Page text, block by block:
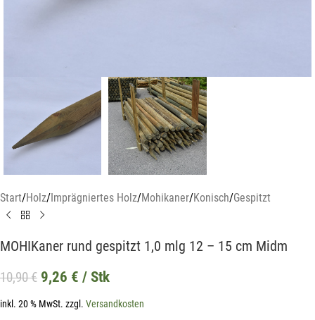
Start/Holz/ Imprägniertes Holz/Mohikaner/Konisch/Gespitzt
MOHIKaner rund gespitzt 1,0 mlg 12 – 15 cm Midm
10,90€ 9,26 € / Stk
inkl. 20 % MwSt. zzgl. Versandkosten